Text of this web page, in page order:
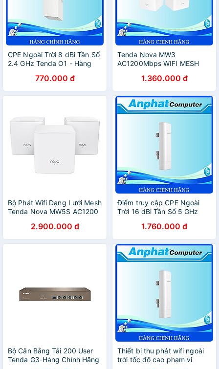
CPE Ngoài Trời 8 dBi Tần Số
2.4 GHz Tenda O1 - Hàng
770.000 đ
Tenda Nova MW3
AC1200Mbps WIFI MESH
100M2-300M2
1.360.000 đ
Bộ Phát Wifi Dạng Lưới Mesh
Tenda Nova MW5S AC1200
2.900.000 đ
Điểm truy cập CPE Ngoài
Trời 16 dBi Tần Số 5 GHz
1.760.000 đ
Bộ Cân Bằng Tải 200 User
Tenda G3-Hàng Chính Hãng
Thiết bị thu phát wifi ngoài
trời tốc độ cao phạm vi